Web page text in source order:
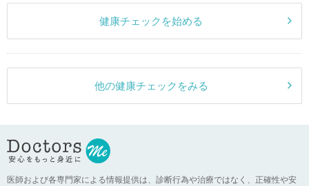
健康チェックを始める
他の健康チェックをみる
医師および各専門家による情報提供は、診断行為や治療ではなく、正確性や安